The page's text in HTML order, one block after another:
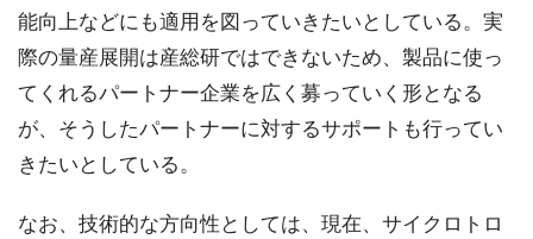
能向上などにも適用を図っていきたいとしている。実
際の量産展開は産総研ではできないため、製品に使っ
てくれるパートナー企業を広く募っていく形となる
が、そうしたパートナーに対するサポートも行ってい
きたいとしている。
なお、技術的な方向性としては、現在、サイクロトロ